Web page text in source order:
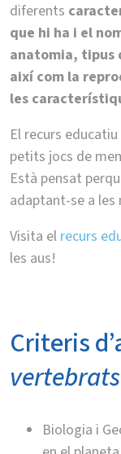
diferents
que hi ha i el
anatomia, tipus
així com la
les
El recurs educatiu
petits jocs de
Està pensat
adaptant-se a les
Visita el recurs
les aus!
Criteris
Biologia i